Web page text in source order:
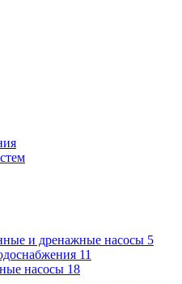
и дренажные насосы 5
11
насосы 18